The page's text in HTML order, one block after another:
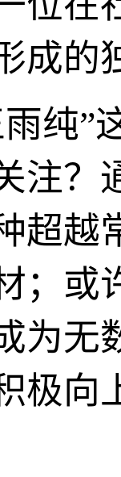
成的
纯”
注？
超越
；或
为无
极向